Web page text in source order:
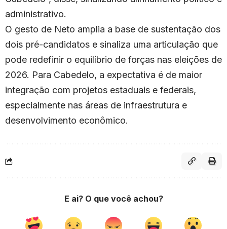
administrativo.
O gesto de Neto amplia a base de sustentação dos
dois pré-candidatos e sinaliza uma articulação que
pode redefinir o equilíbrio de forças nas eleições de
2026. Para Cabedelo, a expectativa é de maior
integração com projetos estaduais e federais,
especialmente nas áreas de infraestrutura e
desenvolvimento econômico.
E ai? O que você achou?